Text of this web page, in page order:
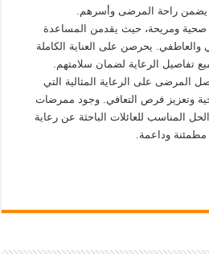
يضمن راحة المرضى وأسرهم.
ومريحة، حيث يقدمن المساعدة
والعاطفي. يحرصن على العناية الكاملة
تفاصيل الرعاية لضمان سلامتهم.
المرضى على الرعاية المثالية التي
وتعزيز فرص التعافي. وجود ممرضات
المناسب للعائلات الباحثة عن رعاية
مطمئنة وداعمة.